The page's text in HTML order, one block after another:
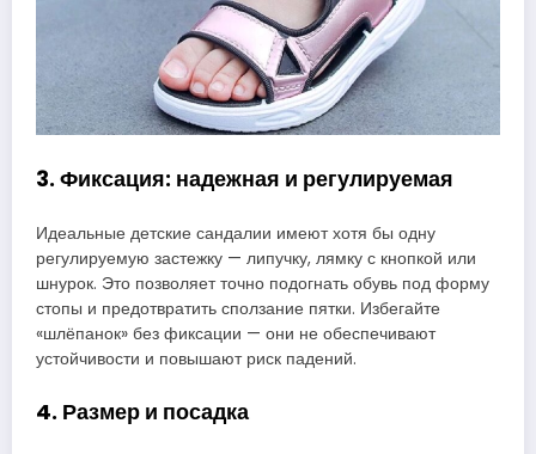
3. Фиксация: надежная и регулируемая
Идеальные детские сандалии имеют хотя бы одну
регулируемую застежку — липучку, лямку с кнопкой или
шнурок. Это позволяет точно подогнать обувь под форму
стопы и предотвратить сползание пятки. Избегайте
«шлёпанок» без фиксации — они не обеспечивают
устойчивости и повышают риск падений.
4. Размер и посадка